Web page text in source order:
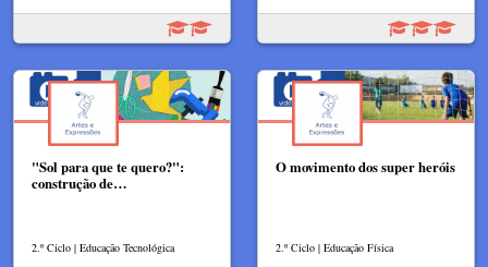
"Sol para que te quero?":
construção de…
2.º Ciclo | Educação Tecnológica
O movimento dos super heróis
2.º Ciclo | Educação Física